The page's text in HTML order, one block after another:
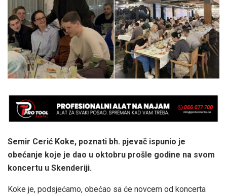
Semir Cerić Koke, poznati bh. pjevač ispunio je
obećanje koje je dao u oktobru prošle godine na svom
koncertu u Skenderiji.
Koke je, podsjećamo, obećao sa će novcem od koncerta